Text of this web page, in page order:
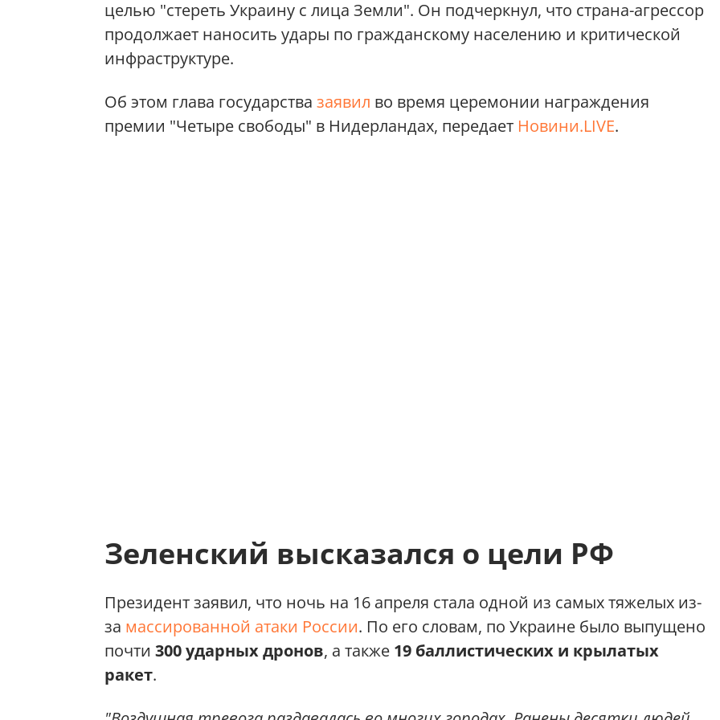
целью "стереть Украину с лица Земли". Он подчеркнул, что страна-агрессор
продолжает наносить удары по гражданскому населению и критической
инфраструктуре.
Об этом глава государства заявил во время церемонии награждения
премии "Четыре свободы" в Нидерландах, передает Новини.LIVE.
Зеленский высказался о цели РФ
Президент заявил, что ночь на 16 апреля стала одной из самых тяжелых из-
за массированной атаки России. По его словам, по Украине было выпущено
почти 300 ударных дронов, а также 19 баллистических и крылатых
ракет.